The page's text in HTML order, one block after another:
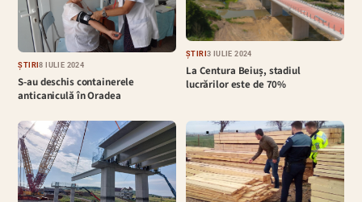
ȘTIRI8 IULIE 2024
S-au deschis containerele
anticaniculă în Oradea
ȘTIRI3 IULIE 2024
La Centura Beiuș, stadiul
lucrărilor este de 70%